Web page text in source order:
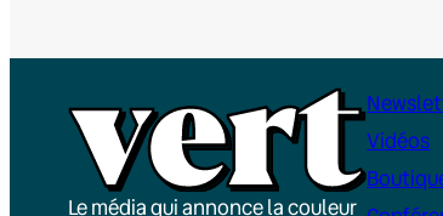
Le média qui annonce la couleur
Vidéos